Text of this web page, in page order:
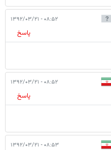
۰۸:۵۲ - ۱۳۹۲/۰۳/۲۱
پاسخ
۰۸:۵۲ - ۱۳۹۲/۰۳/۲۱
پاسخ
۰۸:۵۳ - ۱۳۹۲/۰۳/۲۱